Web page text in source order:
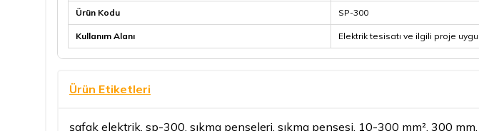
Ürün Kodu SP-300
Kullanım Alanı Elektrik tesisatı ve ilgili proje
Ürün Etiketleri
şafak elektrik, sp-300, sıkma penseleri, sıkma pensesi, 10-300 mm², 300 mm,